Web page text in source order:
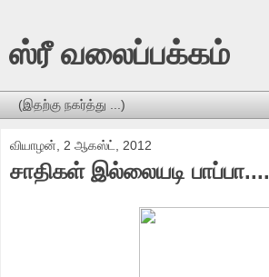
ஸ்ரீ வலைப்பக்கம்
வியாழன், 2 ஆகஸ்ட், 2012
சாதிகள் இல்லையடி பாப்பா....